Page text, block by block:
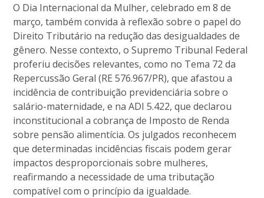
O Dia Internacional da Mulher, celebrado em 8 de
março, também convida à reflexão sobre o papel do
Direito Tributário na redução das desigualdades de
gênero. Nesse contexto, o Supremo Tribunal Federal
proferiu decisões relevantes, como no Tema 72 da
Repercussão Geral (RE 576.967/PR), que afastou a
incidência de contribuição previdenciária sobre o
salário-maternidade, e na ADI 5.422, que declarou
inconstitucional a cobrança de Imposto de Renda
sobre pensão alimentícia. Os julgados reconhecem
que determinadas incidências fiscais podem gerar
impactos desproporcionais sobre mulheres,
reafirmando a necessidade de uma tributação
compatível com o princípio da igualdade.